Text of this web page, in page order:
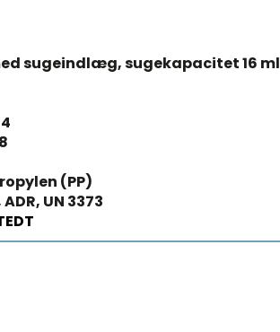
sugeindlæg, sugekapacitet 16 ml
(PP)
UN 3373